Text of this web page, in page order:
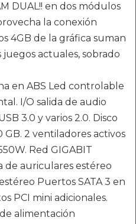
DUAL!! en dos módulos
la conexión
4GB de la gráfica suman
juegos actuales, sobrado
en ABS Led controlable
I/O salida de audio
3.0 y varios 2.0. Disco
GB. 2 ventiladores activos
Red GIGABIT
de auriculares estéreo
Puertos SATA 3 en
PCI mini adicionales.
alimentación